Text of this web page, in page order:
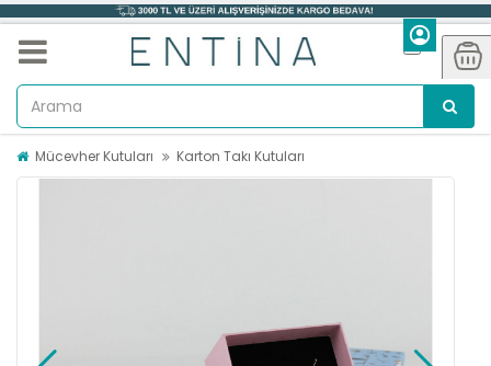
Mücevher Kutuları Karton Takı Kutuları